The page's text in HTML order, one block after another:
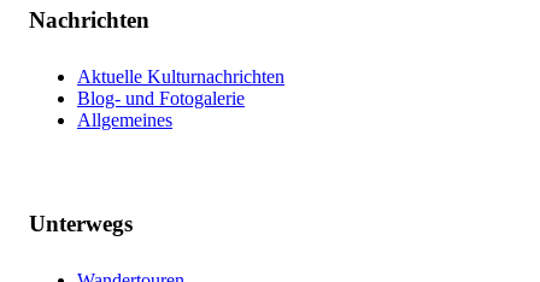
Nachrichten
Aktuelle Kulturnachrichten
Blog- und Fotogalerie
Allgemeines
Unterwegs